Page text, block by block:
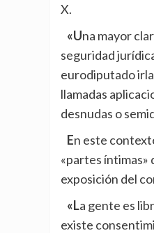
X.
«Una mayor claridad sobre los ‘deepfakes’ no consentidos y el material de abuso infantil aportará más
seguridad
eurodiputado
llamadas
desnudas o
En este contexto, McNamara ha explicado que la prohibición se aplicará a imágenes que expongan
«partes
exposición del
«La gente es libre de hacer lo que quiera con sus propias imágenes o con imágenes de otras personas si
existe